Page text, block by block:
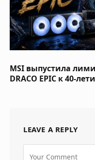
MSI выпустила
DRACO EPIC к 40-
LEAVE A REPLY